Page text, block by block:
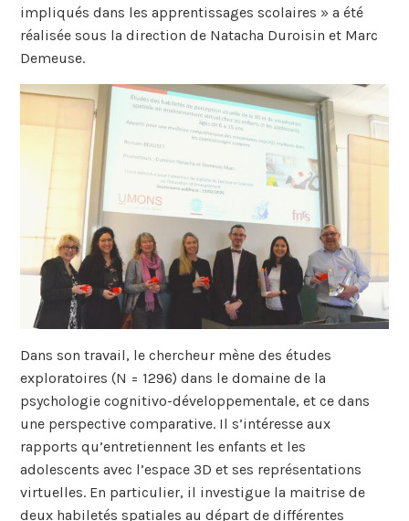
impliqués dans les apprentissages scolaires » a été
réalisée sous la direction de Natacha Duroisin et Marc
Demeuse.
Dans son travail, le chercheur mène des études
exploratoires (N = 1296) dans le domaine de la
psychologie cognitivo-développementale, et ce dans
une perspective comparative. Il s’intéresse aux
rapports qu’entretiennent les enfants et les
adolescents avec l’espace 3D et ses représentations
virtuelles. En particulier, il investigue la maitrise de
deux habiletés spatiales au départ de différentes